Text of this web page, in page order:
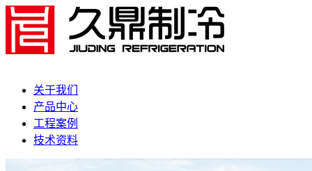
关于我们
产品中心
工程案例
技术资料